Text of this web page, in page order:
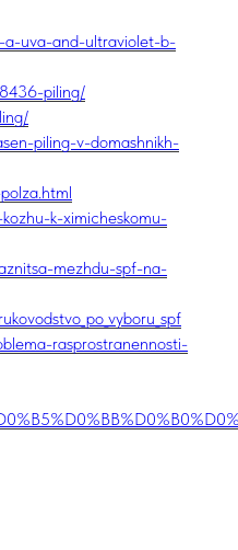
a-uva-and-ultraviolet-b-
piling/
piling-v-domashnikh-
k-ximicheskomu-
mezhdu-spf-na-
rasprostranennosti-